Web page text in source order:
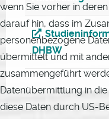
DHBW
wenn Sie vorher in
darauf hin, dass im
personenbezogene
übermittelt und mit
zusammengeführt
Datenübermittlung in
diese Daten durch US-